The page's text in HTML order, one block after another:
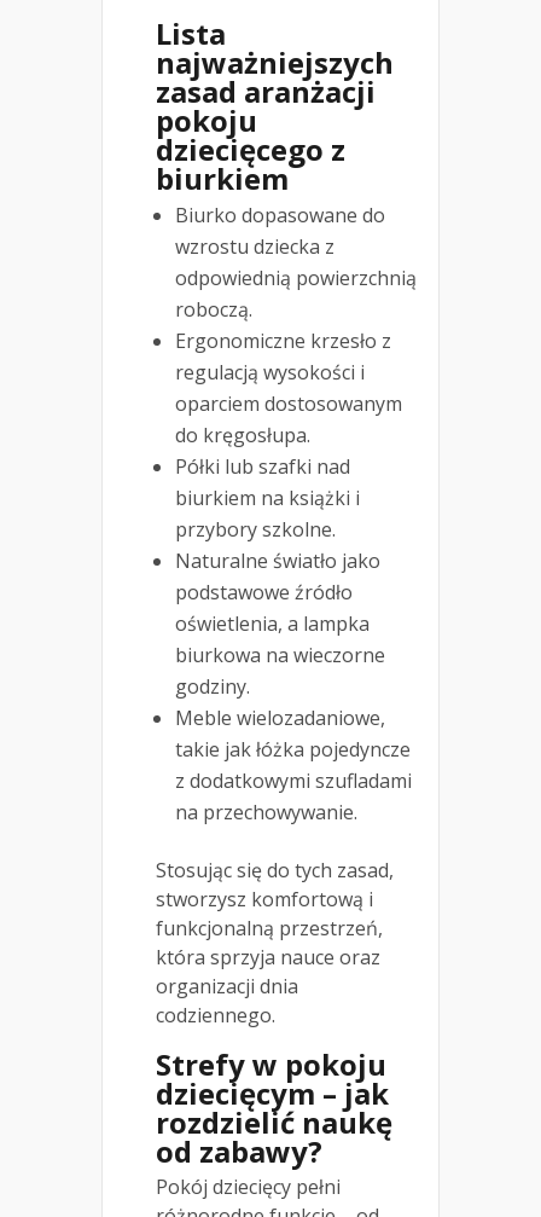
Lista
najważniejszych
zasad aranżacji
pokoju
dziecięcego z
biurkiem
Biurko dopasowane do
wzrostu dziecka z
odpowiednią powierzchnią
roboczą.
Ergonomiczne krzesło z
regulacją wysokości i
oparciem dostosowanym
do kręgosłupa.
Półki lub szafki nad
biurkiem na książki i
przybory szkolne.
Naturalne światło jako
podstawowe źródło
oświetlenia, a lampka
biurkowa na wieczorne
godziny.
Meble wielozadaniowe,
takie jak łóżka pojedyncze
z dodatkowymi szufladami
na przechowywanie.
Stosując się do tych zasad,
stworzysz komfortową i
funkcjonalną przestrzeń,
która sprzyja nauce oraz
organizacji dnia
codziennego.
Strefy w pokoju
dziecięcym – jak
rozdzielić naukę
od zabawy?
Pokój dziecięcy pełni